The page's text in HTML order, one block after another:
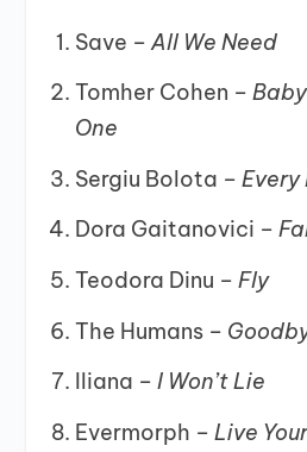
Save –All We Need
Tomher Cohen –
One
Sergiu Bolota –
Dora Gaitanovici –
Teodora Dinu – Fly
The Humans –
Iliana – I Won’t Lie
Evermorph – Live